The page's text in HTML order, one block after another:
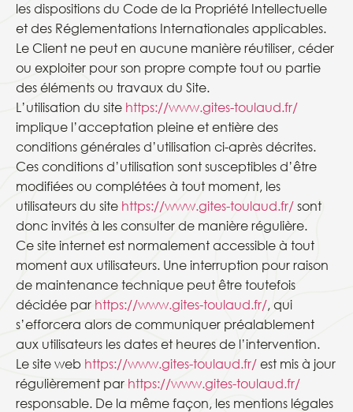
les dispositions du Code de la Propriété Intellectuelle
et des Réglementations Internationales applicables.
Le Client ne peut en aucune manière réutiliser, céder
ou exploiter pour son propre compte tout ou partie
des éléments ou travaux du Site.
L’utilisation du site https://www.gites-toulaud.fr/
implique l’acceptation pleine et entière des
conditions générales d’utilisation ci-après décrites.
Ces conditions d’utilisation sont susceptibles d’être
modifiées ou complétées à tout moment, les
utilisateurs du site https://www.gites-toulaud.fr/ sont
donc invités à les consulter de manière régulière.
Ce site internet est normalement accessible à tout
moment aux utilisateurs. Une interruption pour raison
de maintenance technique peut être toutefois
décidée par https://www.gites-toulaud.fr/, qui
s’efforcera alors de communiquer préalablement
aux utilisateurs les dates et heures de l’intervention.
Le site web https://www.gites-toulaud.fr/ est mis à jour
régulièrement par https://www.gites-toulaud.fr/
responsable. De la même façon, les mentions légales